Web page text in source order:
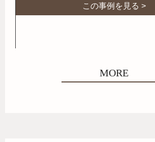
この事例を見る >
MORE